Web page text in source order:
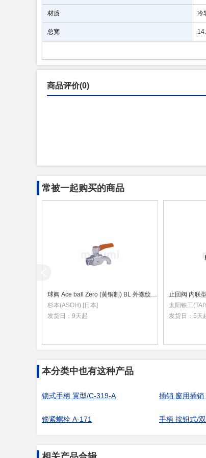
材质 冷
总宽
商品评价(0)
常被一起购买的商品
球阀 Ace ball Zero (黄铜制) BL 外螺纹·冷凝水型
杉本(ASOH) [日本]
发货日： 9天起
止回阀 内联
太阳铁工
发货日： 5天
本分类中也有这种产品
锁式手柄 翼型/C-319-A 插销 窗用插销
锁紧螺栓 A-171 手柄 按钮式/